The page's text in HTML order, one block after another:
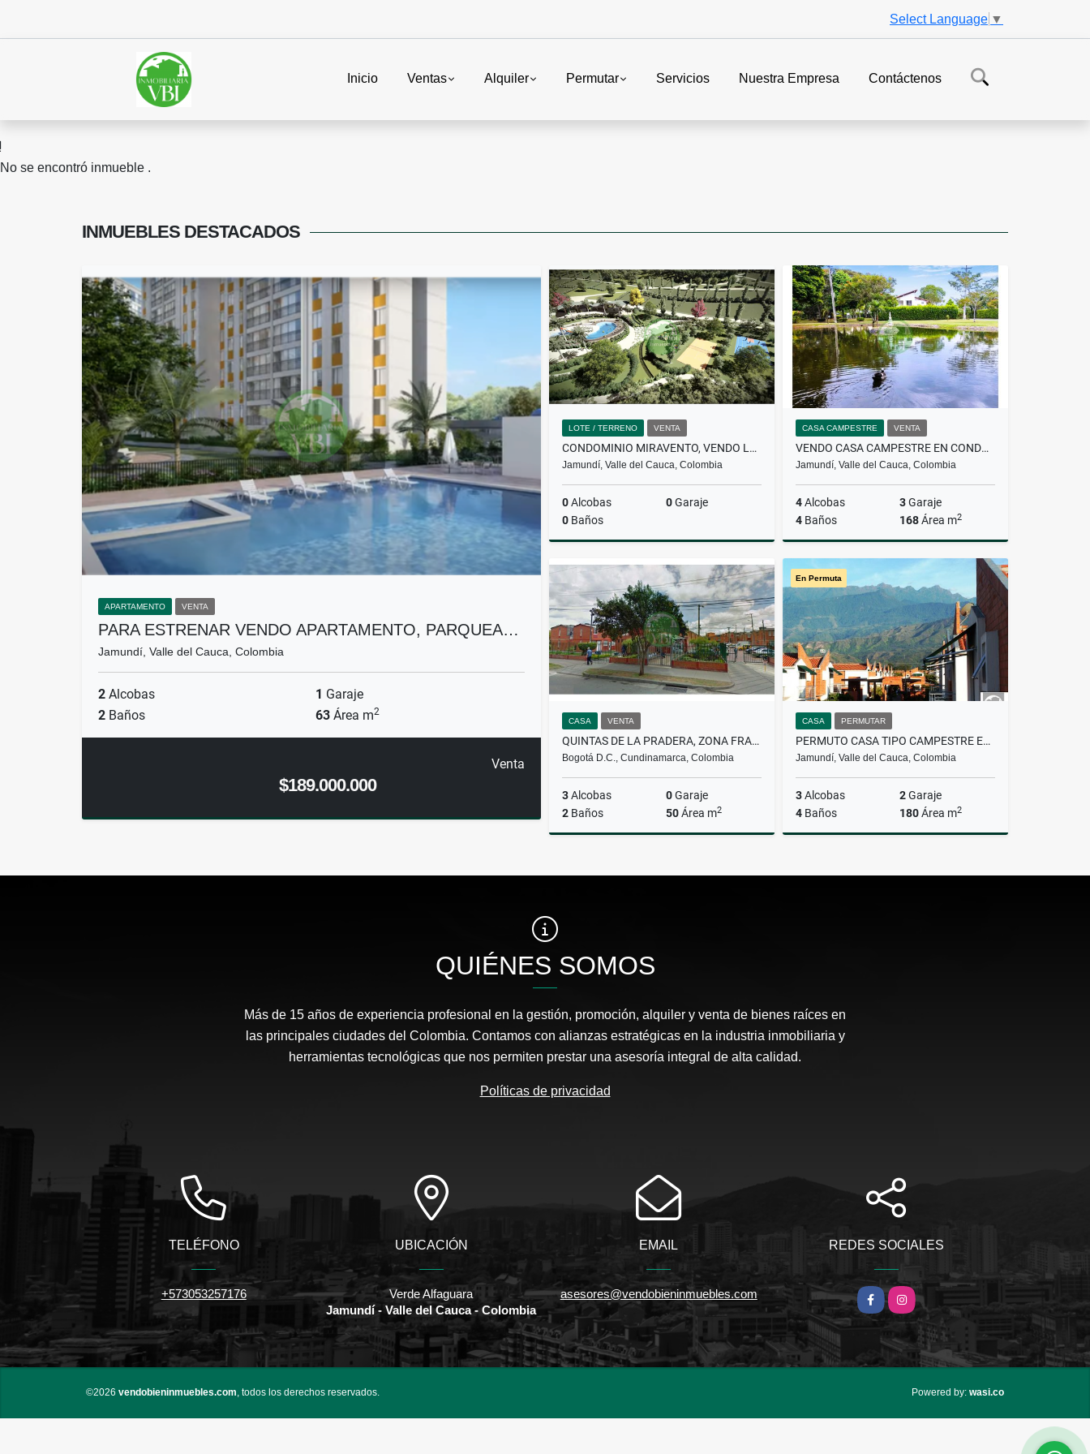
Select Language ▼
Inicio Ventas Alquiler Permutar Servicios Nuestra Empresa Contáctenos
No se encontró inmueble .
INMUEBLES DESTACADOS
APARTAMENTO VENTA
PARA ESTRENAR VENDO APARTAMENTO, PARQUEA…
Jamundí, Valle del Cauca, Colombia
2 Alcobas 1 Garaje
2 Baños 63 Área m2
Venta
$189.000.000
LOTE / TERRENO VENTA
CONDOMINIO MIRAVENTO, VENDO LOTE, 1797 MTS, JAMUNDÍ
Jamundí, Valle del Cauca, Colombia
0Alcobas 0Garaje
0 Baños
Venta
$225.000.000
CASA CAMPESTRE VENTA
VENDO CASA CAMPESTRE EN CONDOMINIO GUADUALES DE LAS MERCEDES, JAMUNDÍ
Jamundí, Valle del Cauca, Colombia
4Alcobas 3Garaje
4 Baños 168Área m2
Venta
$900.000.000
CASA VENTA
QUINTAS DE LA PRADERA, ZONA FRANCA FONTIBÓN BOGOTÁ, CASA EN VENTA
Bogotá D.C., Cundinamarca, Colombia
3Alcobas 0Garaje
2 Baños 50Área m2
$220.000.000
En Permuta
CASA PERMUTAR
PERMUTO CASA TIPO CAMPESTRE EN CONDOMINIO TANGELOS ALFAGUARA JAMUNDÍ
Jamundí, Valle del Cauca, Colombia
3Alcobas 2Garaje
4 Baños 180Área m2
$560.000.000
QUIÉNES SOMOS
Más de 15 años de experiencia profesional en la gestión, promoción, alquiler y venta de bienes raíces en
las principales ciudades del Colombia. Contamos con alianzas estratégicas en la industria inmobiliaria y
herramientas tecnológicas que nos permiten prestar una asesoría integral de alta calidad.
Políticas de privacidad
TELÉFONO
+573053257176
UBICACIÓN
Verde Alfaguara
Jamundí - Valle del Cauca - Colombia
EMAIL
asesores@vendobieninmuebles.com
REDES SOCIALES
Facebook
Instagram
©2026 vendobieninmuebles.com, todos los derechos reservados. Powered by: wasi.co